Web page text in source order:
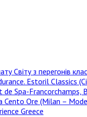
Світу з перегонів
Estoril Classics
de Spa-Francorchamps,
Cento Ore (Milan –
Greece